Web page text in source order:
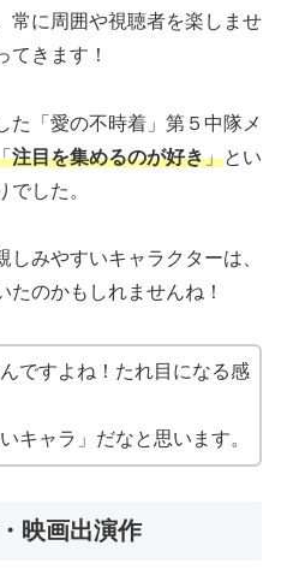
常に周囲や視聴者を楽しませ
てきます！
た「愛の不時着」第５中隊メ
注目を集めるのが好き」とい
でした。
みやすいキャラクターは、
のかもしれませんね！
ですよね！たれ目になる感
キャラ」だなと思います。
映画出演作